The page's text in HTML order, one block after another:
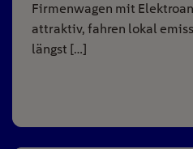
Firmenwagen mit
attraktiv, fahren lokal
längst […]